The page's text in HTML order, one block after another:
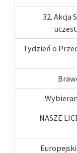
32. Akcja
Tydzień o
NASZE